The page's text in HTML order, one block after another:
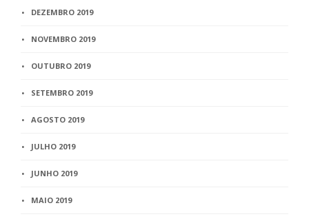
DEZEMBRO 2019
NOVEMBRO 2019
OUTUBRO 2019
SETEMBRO 2019
AGOSTO 2019
JULHO 2019
JUNHO 2019
MAIO 2019